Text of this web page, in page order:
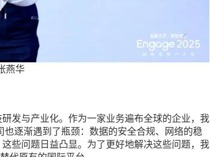
燕华
发与产业化。作为一家业务遍布全球的企业，我
逐渐遇到了瓶颈：数据的安全合规、网络的稳
些问题日益凸显。为了更好地解决这些问题，我